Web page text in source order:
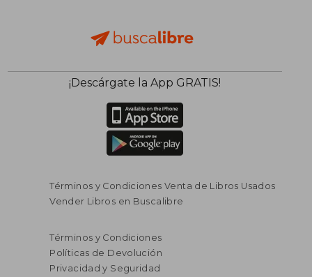
¡Descárgate la App GRATIS!
Términos y Condiciones Venta de Libros Usados
Vender Libros en Buscalibre
Términos y Condiciones
Políticas de Devolución
Privacidad y Seguridad